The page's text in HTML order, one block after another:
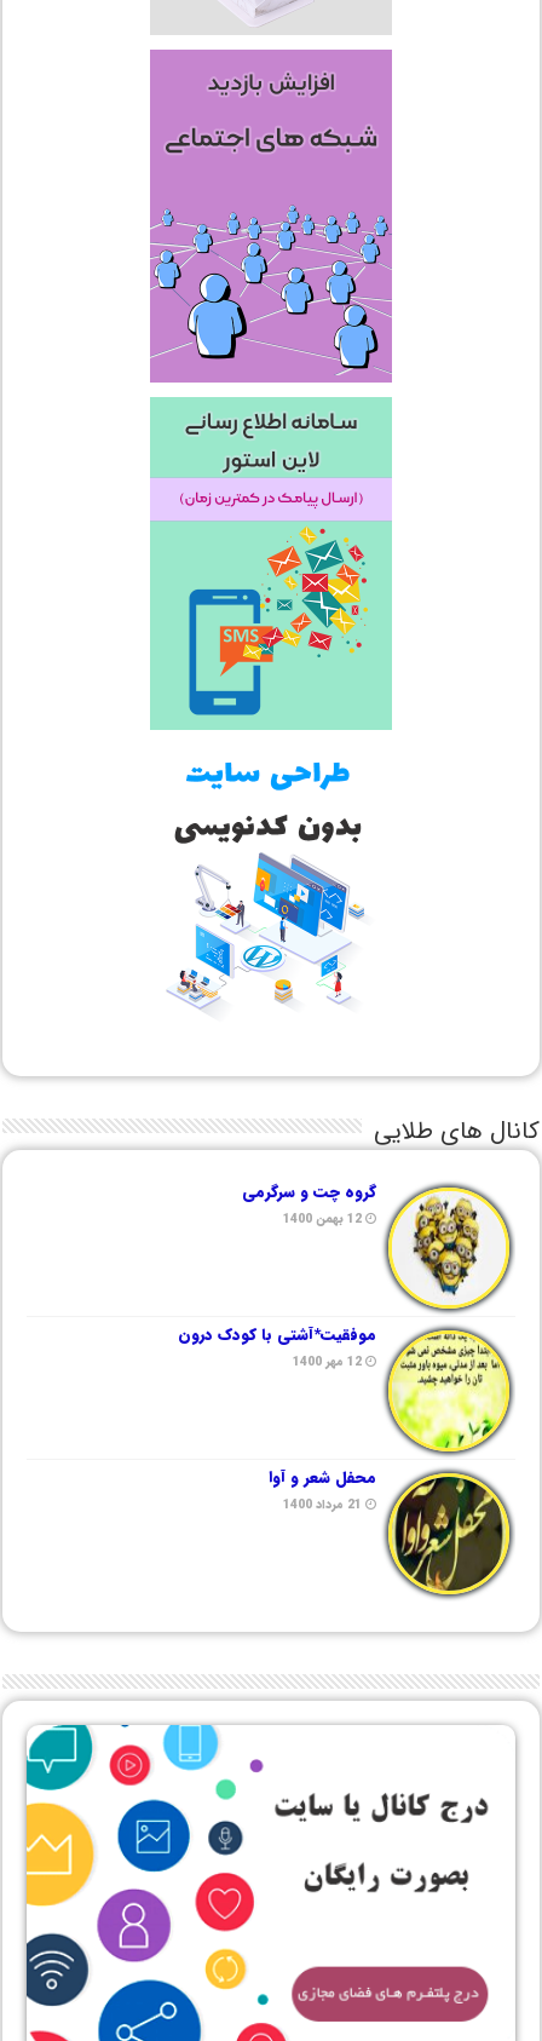
کانال های طلایی
گروه چت و سرگرمی
12 بهمن 1400
موفقیت*آشتی با کودک درون
12 مهر 1400
محفل شعر و آوا
21 مرداد 1400